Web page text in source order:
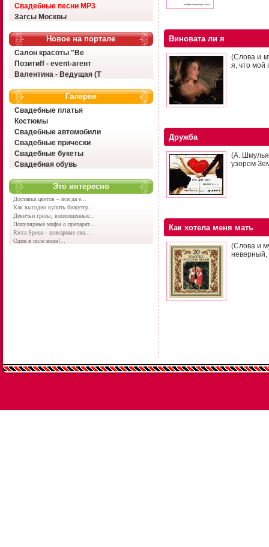
Свадебные песни MP3
Загсы Москвы
Новое на портале
Салон красоты "Ве
Позитиff - event-агент
Валентина - Ведущая (Т
Галереи
Свадебные платья
Костюмы
Свадебные автомобили
Свадебные прически
Свадебные букеты
Свадебная обувь
Это интересно
Доставка цветов – всегда е...
Как выгодно купить бижутер...
Девичьи грезы, воплощенные...
Популярные мифы о препарат...
Ricca Sposa – шикарные сва...
Один в поле воин!...
Виновата ли я
(Слова и
я, что мой
Дружба
(А.
узором
Как хотела меня мать
(Слова и
неверный,